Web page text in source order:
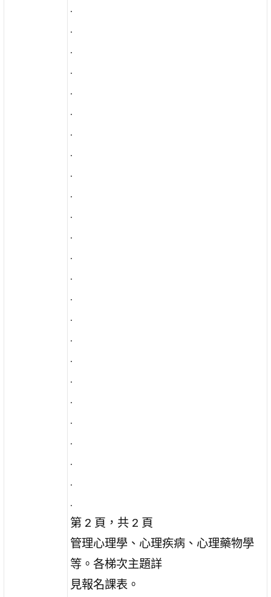
.
.
.
.
.
.
.
.
.
.
.
.
.
.
.
.
.
.
.
.
.
.
.
.
.
第 2 頁，共 2 頁
管理心理學、心理疾病、心理藥物學
等。各梯次主題詳
見報名課表。